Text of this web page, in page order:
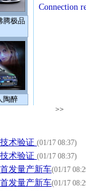
腾极品
陶醉
Connection
>>
术验证 (01/17 08:37)
术验证 (01/17 08:37)
发量产新车(01/17
发量产新车(01/17